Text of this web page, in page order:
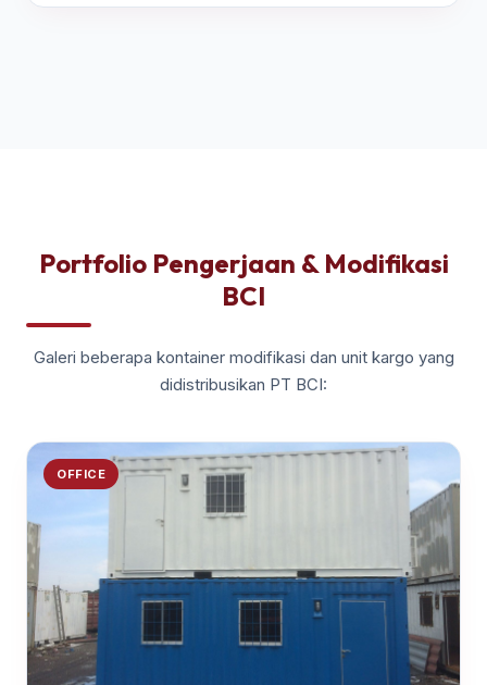
Portfolio Pengerjaan & Modifikasi
BCI
Galeri beberapa kontainer modifikasi dan unit kargo yang
didistribusikan PT BCI:
OFFICE